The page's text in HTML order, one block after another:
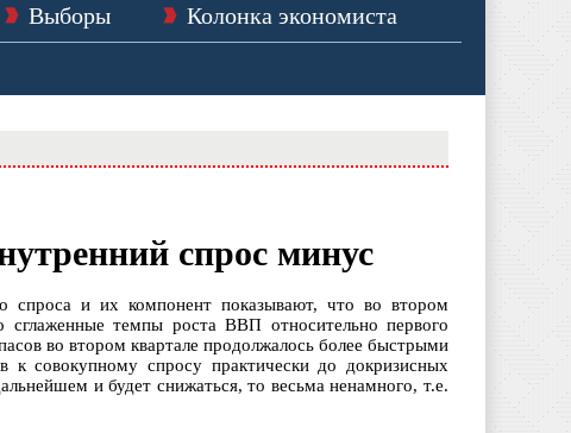
Выборы
Колонка экономиста
спрос минус
спроса и их компонент показывают, что во втором
сглаженные темпы роста ВВП относительно первого
во втором квартале продолжалось более быстрыми
совокупному спросу практически до докризисных
и будет снижаться, то весьма ненамного, т.е.